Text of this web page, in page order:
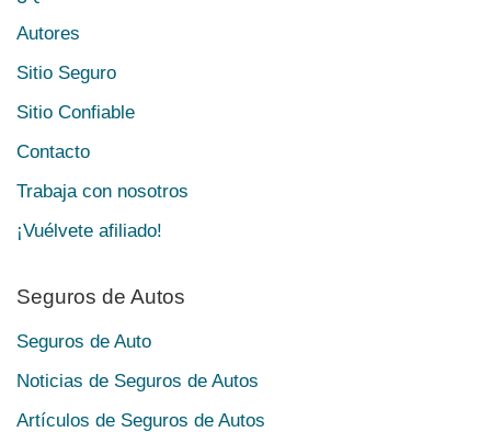
Autores
Sitio Seguro
Sitio Confiable
Contacto
Trabaja con nosotros
¡Vuélvete afiliado!
Seguros de Autos
Seguros de Auto
Noticias de Seguros de Autos
Artículos de Seguros de Autos